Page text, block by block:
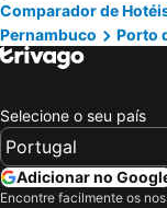
Comparador de
Pernambuco
Porto
Selecione o seu país
Adicionar no
Encontre facilmente os